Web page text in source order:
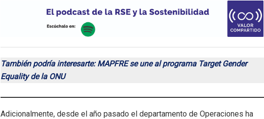
También podría interesarte: MAPFRE se une al programa Target Gender
Equality de la ONU
Adicionalmente, desde el año pasado el departamento de Operaciones ha